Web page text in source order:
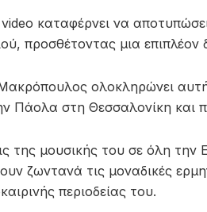
καταφέρνει να
προσθέτοντας μια
ολοκληρώνει αυτή
Πάολα στη Θεσσαλονίκη και
της μουσικής του σε όλη
ζωντανά τις μοναδικές
περιοδείας του.